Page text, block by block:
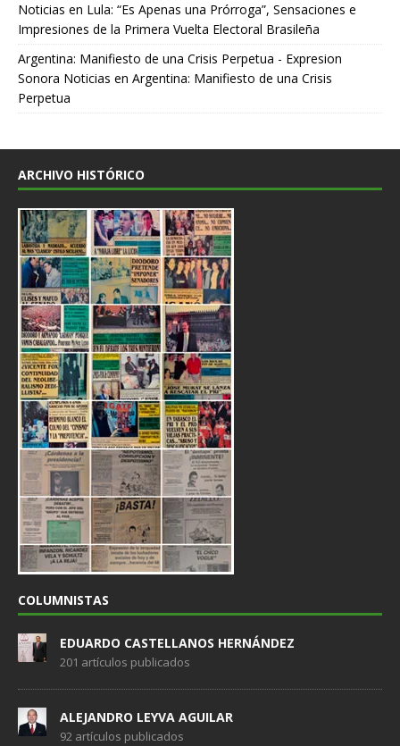
Noticias en Lula: “Es Apenas una Prórroga”, Sensaciones e
Impresiones de la Primera Vuelta Electoral Brasileña
Argentina: Manifiesto de una Crisis Perpetua - Expresion
Sonora Noticias en Argentina: Manifiesto de una Crisis
Perpetua
ARCHIVO HISTÓRICO
COLUMNISTAS
EDUARDO CASTELLANOS HERNÁNDEZ
201 artículos publicados
ALEJANDRO LEYVA AGUILAR
92 artículos publicados